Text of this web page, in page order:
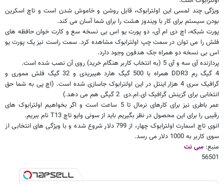
ویژگی چند لمسی این اولترابوک، قابل روشن و خاموش شدن است و تاچ اسکرین
بودن سیستم برای کار با ویندوز هشت را برای شما آسان می کند.
پورت شبکه، اچ دی ام آی، دو پورت یو اس بی نسخه سع و کارت خوان حافظه های
فلش را می توان در سمت چپ اولترابوک مشاهده کرد. سمت راست نیز یک پورت یو
اس بی نسخه دو همراه جک هدفون وجود دارد.
پردازنده آی سه و آی 5 (به انتخاب کاربر هنگام خرید) روی آن نصب شده است.
4 گیگ رم
DDR3
همراه با 500 گیگ هارد هیبریدی و 32 گیگ فلش مموری و
گرافیک سری 4 هزار اینتل در این اولترابوک جاسازی شده است. (اچ پی به شما حق
انتخابی برای گزینش گرافیک ای.ام.دی 2 گیگی هم می دهد.)
عمر باطری نیز برای کارهای نرمال تا 5 ساعت است و اگر بخواهیم اولترابوک های
رقیبی را برای این محصول در نظر بگیریم باید از سونی وایو تاچ T13 نام ببریم.
انوی تاچ اسمارت اولترابوک چهار، از 799 دلار شروع شده و با ویژگی های انتخابی از
سوی کاربر به 1000 دلار می رسد.
منبع: سی نت
56501